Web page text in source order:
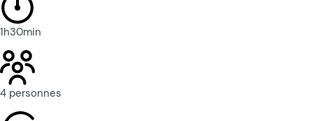
1h30min
4 personnes